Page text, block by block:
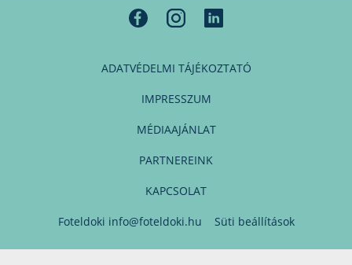
ADATVÉDELMI TÁJÉKOZTATÓ
IMPRESSZUM
MÉDIAAJÁNLAT
PARTNEREINK
KAPCSOLAT
Foteldoki info@foteldoki.hu Süti beállítások